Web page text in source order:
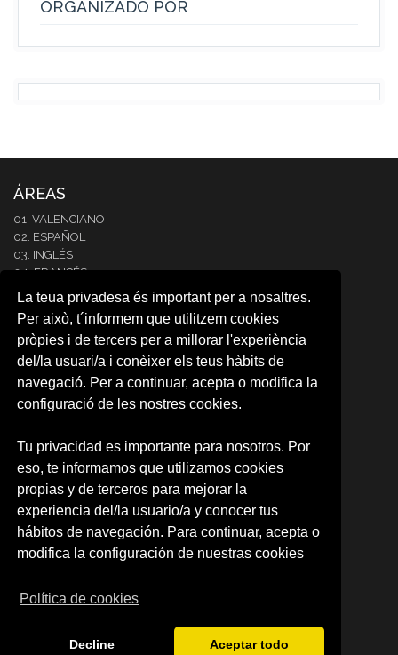
La teua privadesa és important per a nosaltres.
Per això, t´informem que utilitzem cookies
pròpies i de tercers per a millorar l'experiència
del/la usuari/a i conèixer els teus hàbits de
navegació. Per a continuar, acepta o modifica la
configuració de les nostres cookies.
Tu privacidad es importante para nosotros. Por
eso, te informamos que utilizamos cookies
propias y de terceros para mejorar la
experiencia del/la usuario/a y conocer tus
hábitos de navegación. Para continuar, acepta o
modifica la configuración de nuestras cookies
Política de cookies
Decline Aceptar todo
ORGANIZADO POR
ÁREAS
01. VALENCIANO
02. ESPAÑOL
03. INGLÉS
04. FRANCÉS
05. ITALIANO
06. ALEMÁN
07. PORTUGUÉS
08. COREANO
09. ÁRABE
10. JAPONÉS
11. RUSO
12.NEERLANDÉS
14. INTENSIVE SPANISH
CARTA RESERVA DE PLAZA
RESERVA DE PLAZA (CAMPUS)
SOBRE NOSOTROS
Quienes somos
Política de privacidad